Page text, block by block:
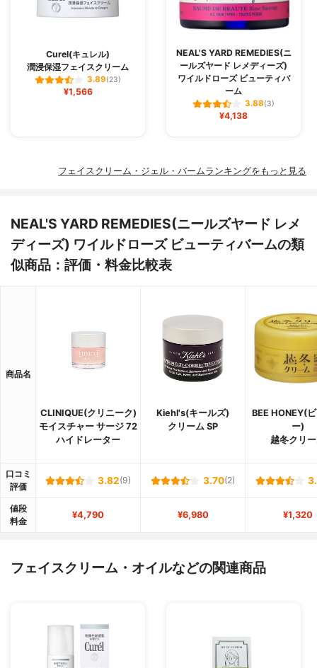
Curel(キュレル)
潤浸保湿フェイスクリーム
3.89(23)
¥1,566
NEAL'S YARD REMEDIES(ニ
ールズヤード レメディーズ)
ワイルドローズ ビューティバ
ーム
3.88(3)
¥4,138
フェイスクリーム・ジェル・バームランキングをもっと見る
NEAL'S YARD REMEDIES(ニールズヤード レメ
ディーズ) ワイルドローズ ビューティバームの類
似商品：評価・料金比較表
商品名
CLINIQUE(クリニーク)
モイスチャー サージ 72
ハイドレーター
Kiehl's(キールズ)
クリーム SP
BEE HONEY(
ー)
越冬クリ
口コミ
評価
3.82(9) 3.70(2)
値段
料金
¥4,790 ¥6,980 ¥1,320
フェイスクリーム・オイルなどの関連商品